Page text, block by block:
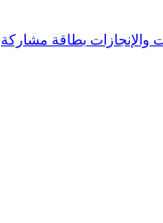
والإنجازات بطاقة مشاركة